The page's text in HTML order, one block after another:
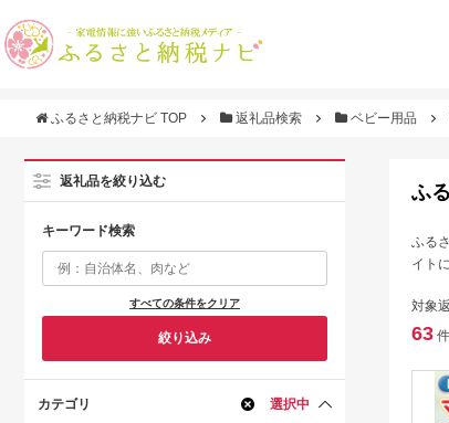
ふるさと納税ナビ TOP 返礼品検索 ベビー用品
返礼品を絞り込む
キーワード検索
すべての条件をクリア
絞り込み
カテゴリ 選択中
ふ
ふる
イト
対象
63 件